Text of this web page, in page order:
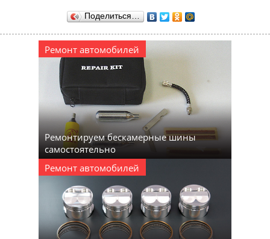
Поделиться…
Ремонт автомобилей
Ремонтируем бескамерные шины
самостоятельно
Ремонт автомобилей